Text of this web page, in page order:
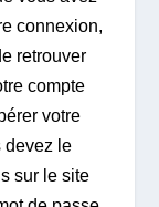
connexion,
retrouver
compte
votre
devez le
sur le site